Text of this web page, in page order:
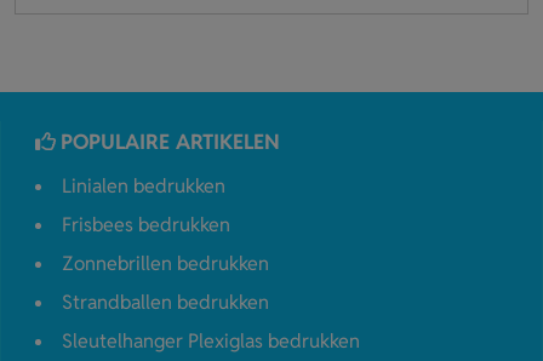
POPULAIRE ARTIKELEN
Linialen bedrukken
Frisbees bedrukken
Zonnebrillen bedrukken
Strandballen bedrukken
Sleutelhanger Plexiglas bedrukken